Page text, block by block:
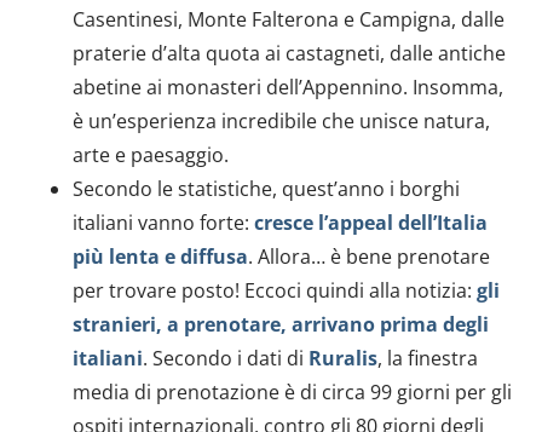
Casentinesi, Monte Falterona e Campigna, dalle
praterie d’alta quota ai castagneti, dalle antiche
abetine ai monasteri dell’Appennino. Insomma,
è un’esperienza incredibile che unisce natura,
arte e paesaggio.
Secondo le statistiche, quest’anno i borghi
italiani vanno forte: cresce l’appeal dell’Italia
più lenta e diffusa. Allora… è bene prenotare
per trovare posto! Eccoci quindi alla notizia: gli
stranieri, a prenotare, arrivano prima degli
italiani. Secondo i dati di Ruralis, la finestra
media di prenotazione è di circa 99 giorni per gli
ospiti internazionali, contro gli 80 giorni degli